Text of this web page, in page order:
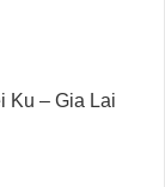
Ku – Gia Lai